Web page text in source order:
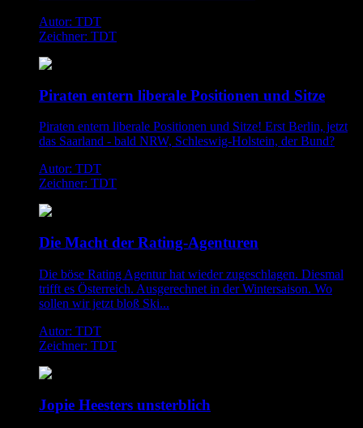
Autor: TDT
Zeichner: TDT
Piraten entern liberale Positionen und Sitze
Piraten entern liberale Positionen und Sitze! Erst Berlin, jetzt
das Saarland - bald NRW, Schleswig-Holstein, der Bund?
Autor: TDT
Zeichner: TDT
Die Macht der Rating-Agenturen
Die böse Rating Agentur hat wieder zugeschlagen. Diesmal
trifft es Österreich. Ausgerechnet in der Wintersaison. Wo
sollen wir jetzt bloß Ski...
Autor: TDT
Zeichner: TDT
Jopie Heesters unsterblich